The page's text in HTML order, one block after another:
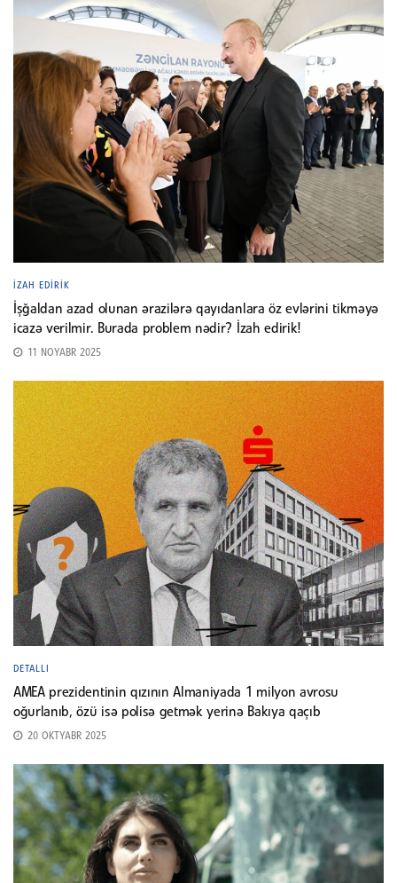
İZAH EDIRIK
İşğaldan azad olunan ərazilərə qayıdanlara öz evlərini tikməyə
icazə verilmir. Burada problem nədir? İzah edirik!
11 NOYABR 2025
DETALLI
AMEA prezidentinin qızının Almaniyada 1 milyon avrosu
oğurlanıb, özü isə polisə getmək yerinə Bakıya qaçıb
20 OKTYABR 2025